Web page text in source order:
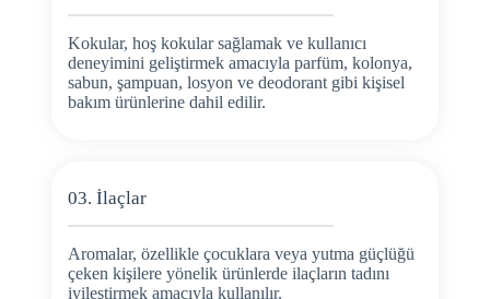
Kokular, hoş kokular sağlamak ve kullanıcı
deneyimini geliştirmek amacıyla parfüm, kolonya,
sabun, şampuan, losyon ve deodorant gibi kişisel
bakım ürünlerine dahil edilir.
03. İlaçlar
Aromalar, özellikle çocuklara veya yutma güçlüğü
çeken kişilere yönelik ürünlerde ilaçların tadını
iyileştirmek amacıyla kullanılır.